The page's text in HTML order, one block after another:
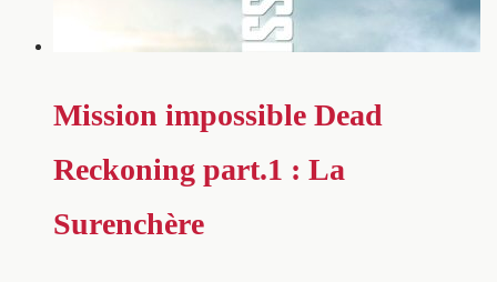
Mission impossible Dead
Reckoning part.1 : La
Surenchère